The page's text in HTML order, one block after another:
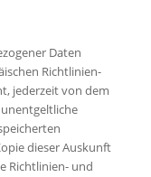
Daten
Richtlinien-
jederzeit von dem
dieser Auskunft
Richtlinien- und